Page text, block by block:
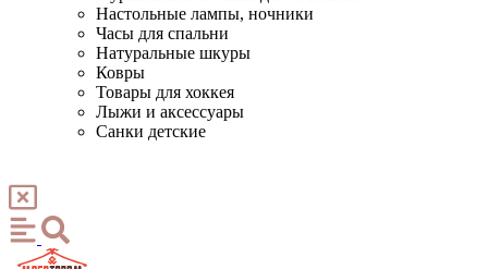
Настольные лампы, ночники
Часы для спальни
Натуральные шкуры
Ковры
Товары для хоккея
Лыжи и аксессуары
Санки детские